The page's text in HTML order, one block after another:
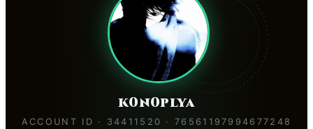
k0n0plya
ACCOUNT ID · 34411520 · 76561197994677248